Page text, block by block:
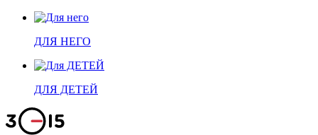
ДЛЯ НЕГО
ДЛЯ ДЕТЕЙ